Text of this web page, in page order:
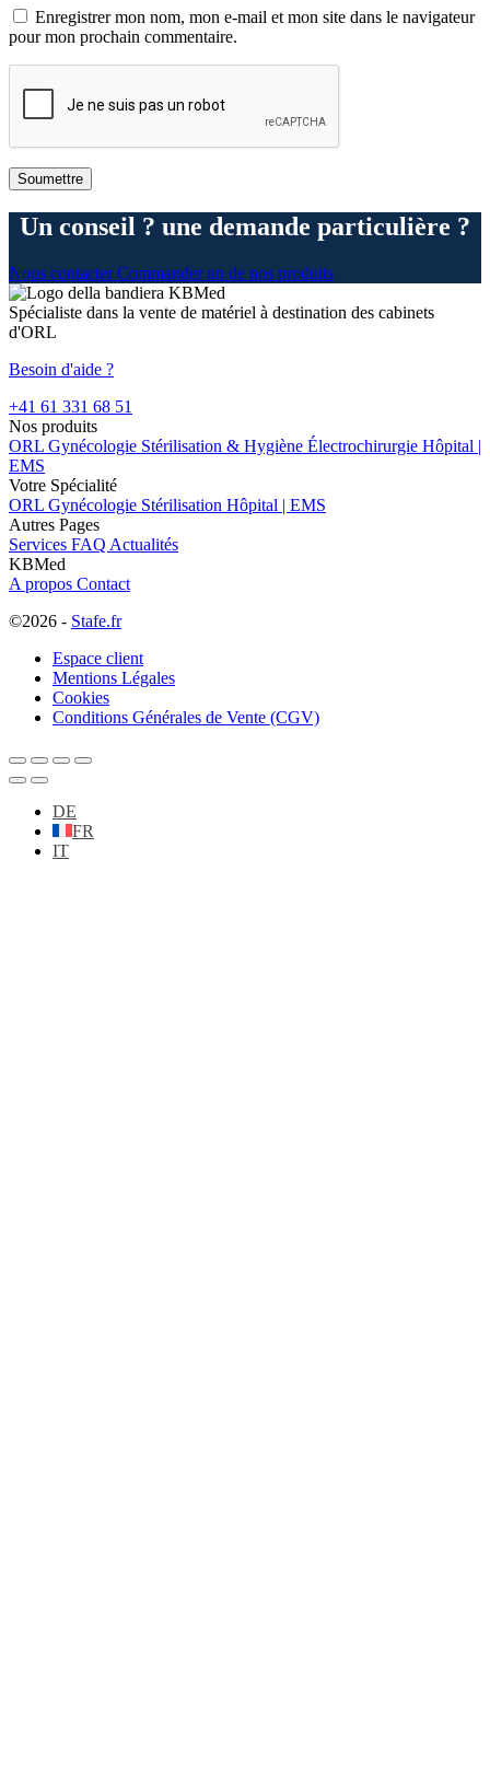
Enregistrer mon nom, mon e-mail et mon site dans le navigateur
pour mon prochain commentaire.
Un conseil ? une demande particulière ?
Nous contacter Commander un de nos produits
Spécialiste dans la vente de matériel à destination des cabinets
d'ORL
Besoin d'aide ?
+41 61 331 68 51
Nos produits
ORL Gynécologie Stérilisation & Hygiène Électrochirurgie Hôpital |
EMS
Votre Spécialité
ORL Gynécologie Stérilisation Hôpital | EMS
Autres Pages
Services FAQ Actualités
KBMed
A propos Contact
©2026 - Stafe.fr
Espace client
Mentions Légales
Cookies
Conditions Générales de Vente (CGV)
DE
FR
IT